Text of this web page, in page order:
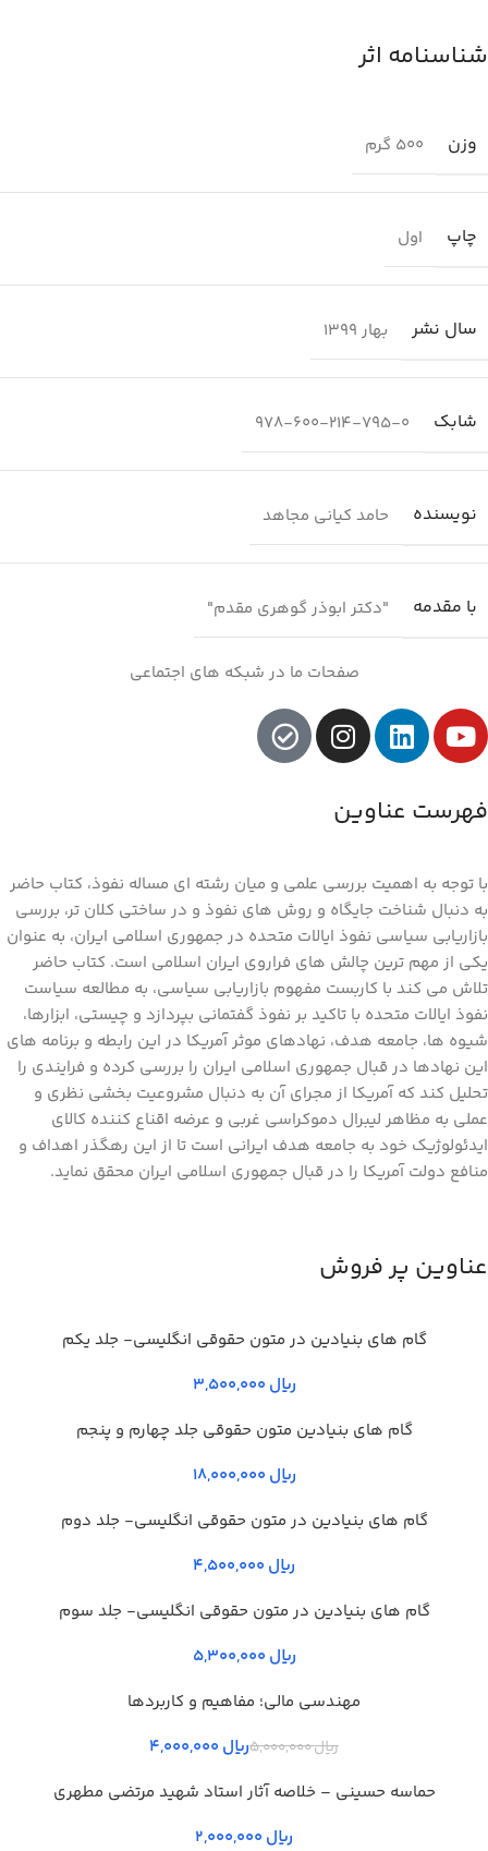
فهرست عناوین
با توجه به اهمیت بررسی علمی و میان رشته ای مساله نفوذ، کتاب حاضر
به دنبال شناخت جایگاه و روش های نفوذ و در ساختی کلان تر، بررسی
بازاریابی سیاسی نفوذ ایالات متحده در جمهوری اسلامی ایران، به عنوان
یکی از مهم ترین چالش های فراروی ایران اسلامی است. کتاب حاضر
تلاش می کند با کاربست مفهوم بازاریابی سیاسی، به مطالعه سیاست
نفوذ ایالات متحده با تاکید بر نفوذ گفتمانی بپردازد و چیستی، ابزارها،
شیوه ها، جامعه هدف، نهادهای موثر آمریکا در این رابطه و برنامه های
این نهادها در قبال جمهوری اسلامی ایران را بررسی کرده و فرایندی را
تحلیل کند که آمریکا از مجرای آن به دنبال مشروعیت بخشی نظری و
عملی به مظاهر لیبرال دموکراسی غربی و عرضه اقناع کننده کالای
ایدئولوژیک خود به جامعه هدف ایرانی است تا از این رهگذر اهداف و
منافع دولت آمریکا را در قبال جمهوری اسلامی ایران محقق نماید.
شناسنامه اثر
وزن 500 گرم
چاپ اول
سال نشر بهار 1399
شابك 978-600-214-795-0
نویسنده حامد کیانی مجاهد
با مقدمه "دکتر ابوذر گوهری مقدم"
صفحات ما در شبکه های اجتماعی
عناوین پر فروش
گام های بنیادین در متون حقوقي انگليسي- جلد يكم
ریال
گام های بنیادین متون حقوقی جلد چهارم و پنجم
ریال
گام های بنیادین در متون حقوقي انگليسي- جلد دوم
ریال
گام های بنیادین در متون حقوقي انگليسي- جلد سوم
ریال
مهندسی مالی؛ مفاهیم و کاربردها
ریال5,000,000 ریال
حماسه حسيني – خلاصه آثار استاد شهيد مرتضي مطهري
ریال